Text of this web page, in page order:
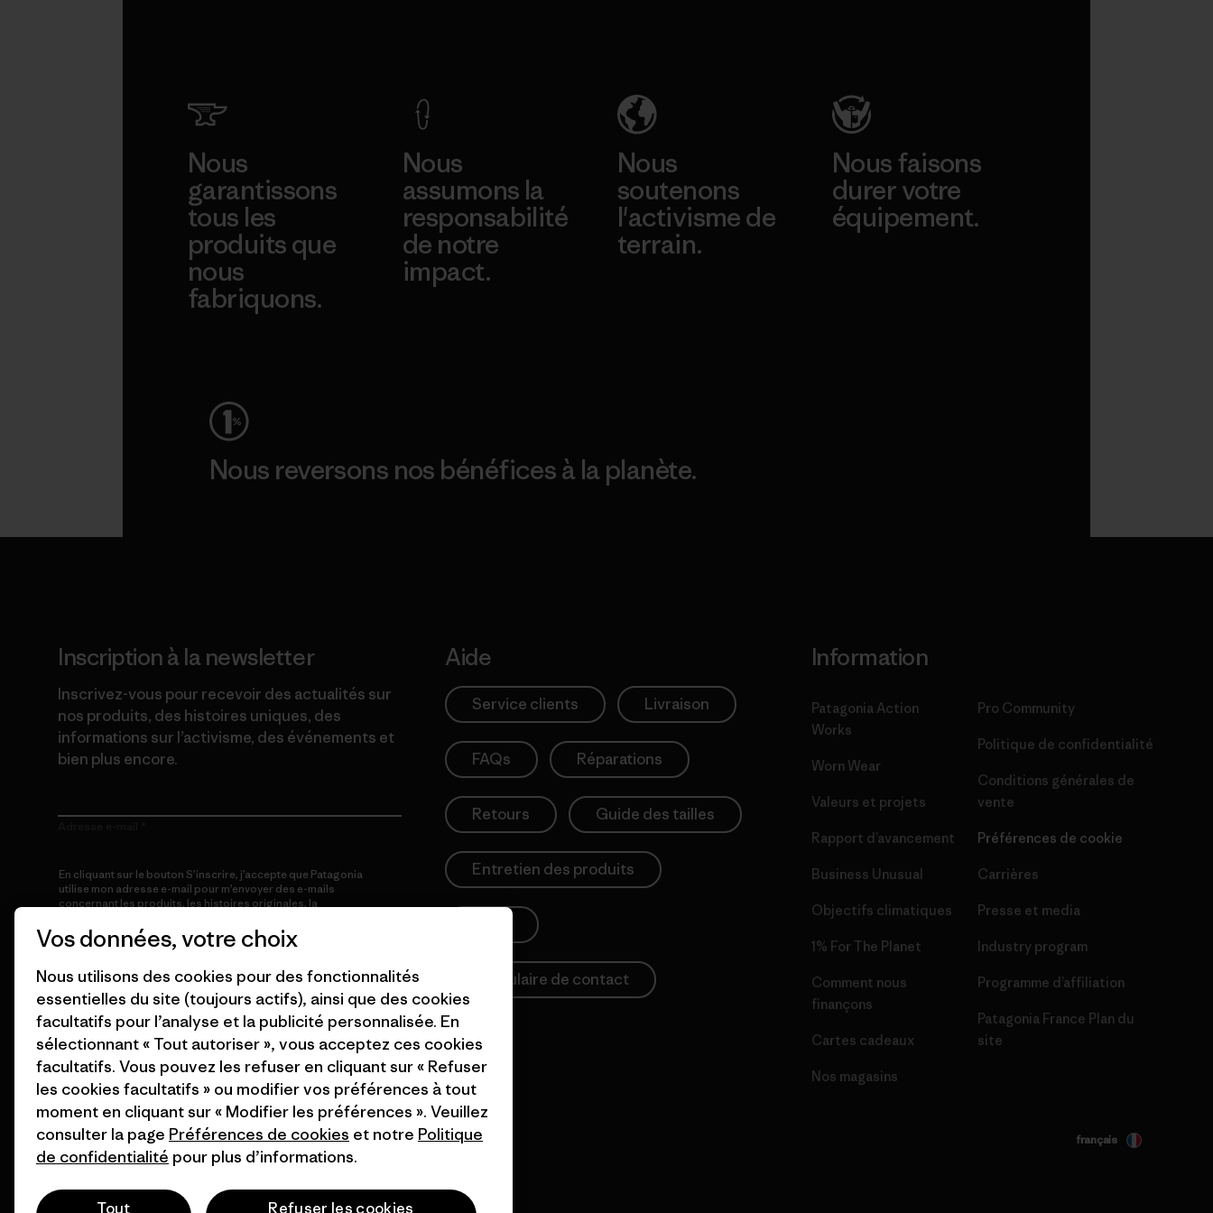
Nous
garantissons
tous les
produits que
nous
fabriquons.
Nous
assumons la
responsabilité
de notre
impact.
Nous
soutenons
l'activisme de
terrain.
Nous faisons
durer votre
équipement.
Nous reversons nos bénéfices à la planète.
Inscription à la newsletter
Inscrivez-vous pour recevoir des actualités sur
nos produits, des histoires uniques, des
informations sur l’activisme, des événements et
bien plus encore.
En cliquant sur le bouton S’inscrire, j’accepte que Patagonia
utilise mon adresse e-mail pour m’envoyer des e-mails
concernant les produits, les histoires originales, la
et autres, conformément à la Politique de confidentialité
Patagonia.
S’inscrire
Aide
Service clients Livraison
FAQs Réparations
Retours Guide des tailles
Entretien des produits
Formulaire de contact
Information
Patagonia Action
Works
Worn Wear
Valeurs et projets
Rapport d’avancement
Business Unusual
Objectifs climatiques
1% For The Planet
Comment nous
finançons
Cartes cadeaux
Nos magasins
Pro Community
Politique de confidentialité
Conditions générales de
vente
Préférences de cookie
Carrières
Presse et media
Industry program
Programme d’affiliation
Patagonia France Plan du
site
© 2026 Patagonia, Inc. All Rights Reserved. français
Vos données, votre choix
Nous utilisons des cookies pour des fonctionnalités
essentielles du site (toujours actifs), ainsi que des cookies
facultatifs pour l’analyse et la publicité personnalisée. En
sélectionnant « Tout autoriser », vous acceptez ces cookies
facultatifs. Vous pouvez les refuser en cliquant sur « Refuser
les cookies facultatifs » ou modifier vos préférences à tout
moment en cliquant sur « Modifier les préférences ». Veuillez
consulter la page Préférences de cookies et notre Politique
de confidentialité pour plus d’informations.
Tout Refuser les cookies